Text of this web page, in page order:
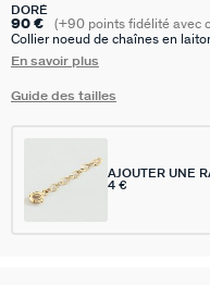
DORÉ
90 € (+90 points fidélité avec
Collier noeud de chaînes en
auquel s’ajoute une rallonge de
En savoir plus
Guide des tailles
AJOUTER UNE
4 €